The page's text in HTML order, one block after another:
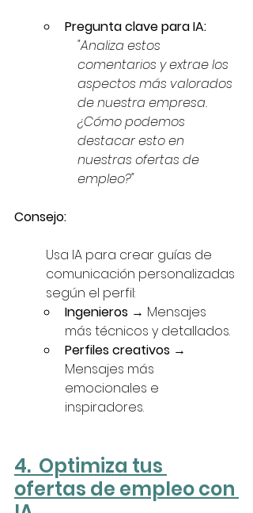
Pregunta clave para IA:
"Analiza estos
comentarios y extrae los
aspectos más valorados
de nuestra empresa.
¿Cómo podemos
destacar esto en
nuestras ofertas de
empleo?"
Consejo:
Usa IA para crear guías de
comunicación personalizadas
según el perfil:
Ingenieros → Mensajes
más técnicos y detallados.
Perfiles creativos →
Mensajes más
emocionales e
inspiradores.
4.  Optimiza tus
ofertas de empleo con